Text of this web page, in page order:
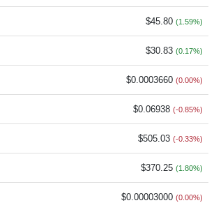
$45.80 (1.59%)
$30.83 (0.17%)
$0.0003660 (0.00%)
$0.06938 (-0.85%)
$505.03 (-0.33%)
$370.25 (1.80%)
$0.00003000 (0.00%)